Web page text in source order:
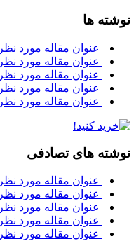
نوشته ها
عنوان مقاله مورد نظر
عنوان مقاله مورد نظر
عنوان مقاله مورد نظر
عنوان مقاله مورد نظر
عنوان مقاله مورد نظر
نوشته های تصادفی
عنوان مقاله مورد نظر
عنوان مقاله مورد نظر
عنوان مقاله مورد نظر
عنوان مقاله مورد نظر
عنوان مقاله مورد نظر